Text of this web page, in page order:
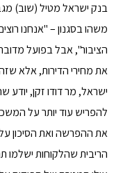
בנק ישראל מטיל (שוב)
משהו בסגנון – "אנחנו
הציבור", אבל בפועל
את מחירי הדירות, אלא
ישראל, מר דודו זקן, יודע
להפריש עוד יותר על
את ההפרשה ואת הסיכון
הריבית שהלקוחות ישלמו